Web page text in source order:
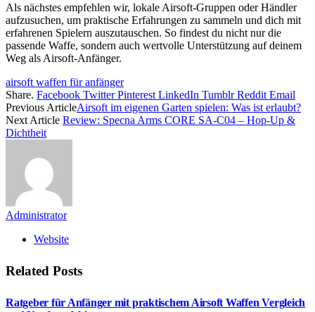
Als nächstes empfehlen wir, lokale Airsoft-Gruppen oder Händler
aufzusuchen, um praktische Erfahrungen zu sammeln und dich mit
erfahrenen Spielern auszutauschen. So findest du nicht nur die
passende Waffe, sondern auch wertvolle Unterstützung auf deinem
Weg als Airsoft-Anfänger.
airsoft waffen für anfänger
Share. Facebook Twitter Pinterest LinkedIn Tumblr Reddit Email
Previous ArticleAirsoft im eigenen Garten spielen: Was ist erlaubt?
Next Article Review: Specna Arms CORE SA-C04 – Hop-Up &
Dichtheit
Administrator
Website
Related Posts
Ratgeber für Anfänger mit praktischem Airsoft Waffen Vergleich